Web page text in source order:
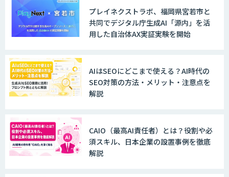
プレイネクストラボ、福岡県宮若市と
共同でデジタル庁生成AI「源内」を活
用した自治体AX実証実験を開始
AIはSEOにどこまで使える？AI時代の
SEO対策の方法・メリット・注意点を
解説
CAIO（最高AI責任者）とは？役割や必
須スキル、日本企業の設置事例を徹底
解説